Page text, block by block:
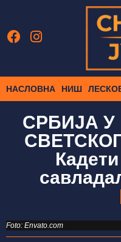
НАСЛОВНА НИШ
СРБИЈА
Foto: Envato.com